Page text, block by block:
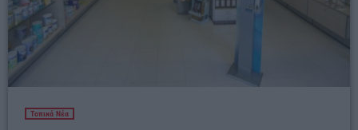
Τοπικά Νέα